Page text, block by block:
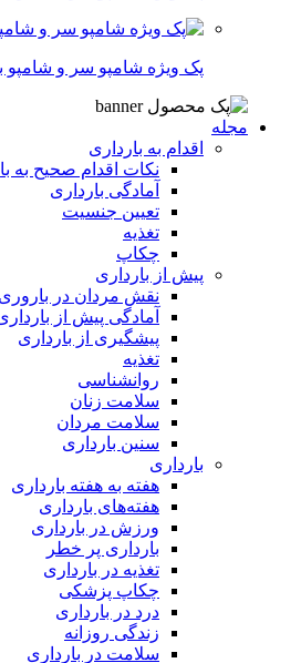
پک ویژه شامپو سر و شامپو بدن
مجله
اقدام به بارداری
نکات اقدام صحیح به
آمادگی بارداری
تعیین جنسیت
تغذیه
چکاپ
پیش از بارداری
نقش مردان در باروری
آمادگی پیش از
پیشگیری از بارداری
تغذیه
روانشناسی
سلامت زنان
سلامت مردان
سنین بارداری
بارداری
هفته‌ به هفته بارداری
هفته‌های بارداری
ورزش در بارداری
بارداری پر خطر
تغذیه در بارداری
چکاپ پزشکی
درد در بارداری
زندگی روزانه
سلامت در بارداری